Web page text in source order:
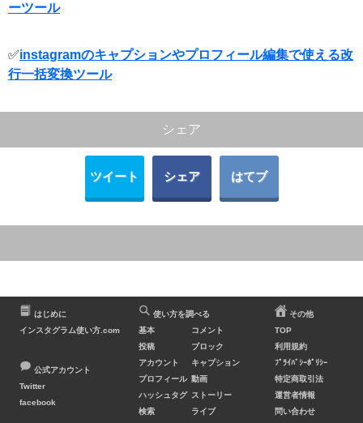
ーツール
✅instagramのキャプションやプロフィール編集で使える改
行一括変換ツール
シェア
ツイート シェア はてブ
はじめに
インスタグラム使い方.com
公式アカウント
Twitter
facebook
使い方を調べる
基本
投稿
アカウント
プロフィール
ハッシュタグ
検索
コメント
ブロック
キャプション
動画
ストーリー
ライブ
その他
TOP
利用規約
ﾌﾟﾗｲﾊﾞｼｰﾎﾟﾘｼｰ
特定商取引法
運営者情報
問い合わせ